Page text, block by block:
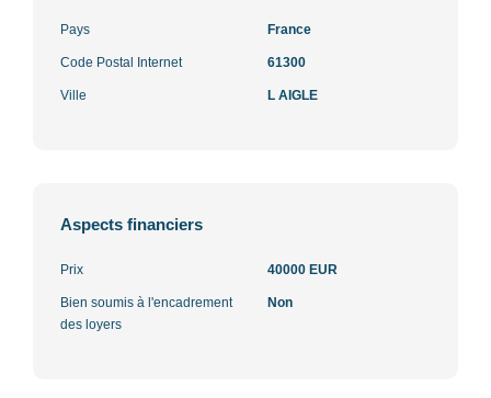
Pays France
Code Postal Internet 61300
Ville L AIGLE
Aspects financiers
Prix 40000 EUR
Bien soumis à l'encadrement
des loyers
Non